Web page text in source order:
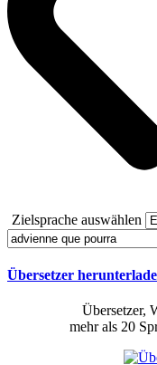
Zielsprache auswählen
Übersetzer
Übersetzer,
mehr als 20